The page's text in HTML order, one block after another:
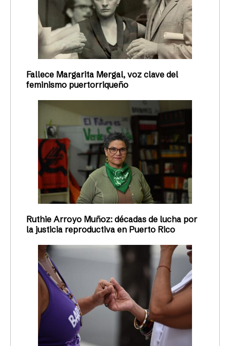
Fallece Margarita Mergal, voz clave del
feminismo puertorriqueño
Ruthie Arroyo Muñoz: décadas de lucha por
la justicia reproductiva en Puerto Rico